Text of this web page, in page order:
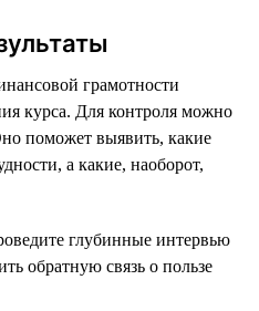
грамотности
курса. Для контроля можно
поможет выявить, какие
а какие, наоборот,
глубинные интервью
обратную связь о пользе